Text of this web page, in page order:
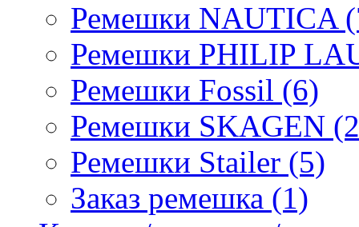
Ремешки NAUTICA
Ремешки PHILIP
Ремешки Fossil (6)
Ремешки SKAGEN
Ремешки Stailer (5)
Заказ ремешка (1)